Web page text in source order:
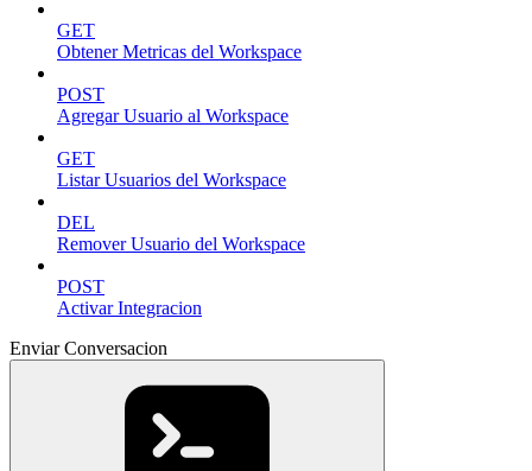
GET
Obtener Metricas del Workspace
POST
Agregar Usuario al Workspace
GET
Listar Usuarios del Workspace
DEL
Remover Usuario del Workspace
POST
Activar Integracion
Enviar Conversacion